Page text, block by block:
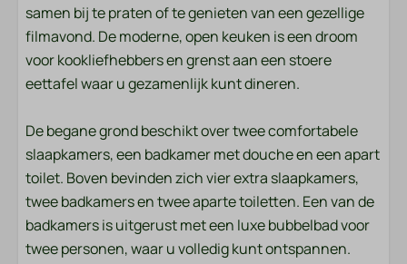
Bestek
Eettafel
Borden
Vaatwasser
Afzuigkap
Vriezer
Keukengerei
Broodrooster
Pannen
Koffiecupmachine: Nespresso
samen bij te praten of te genieten van een gezellige
filmavond. De moderne, open keuken is een droom
voor kookliefhebbers en grenst aan een stoere
eettafel waar u gezamenlijk kunt dineren.
De begane grond beschikt over twee comfortabele
slaapkamers, een badkamer met douche en een apart
toilet. Boven bevinden zich vier extra slaapkamers,
twee badkamers en twee aparte toiletten. Een van de
badkamers is uitgerust met een luxe bubbelbad voor
twee personen, waar u volledig kunt ontspannen.